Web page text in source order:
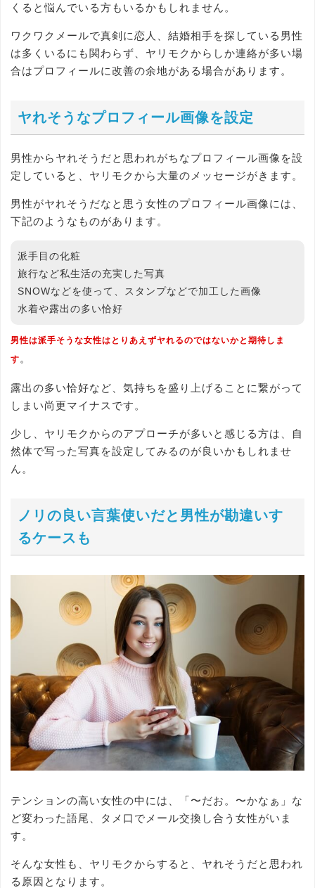
くると悩んでいる方もいるかもしれません。
ワクワクメールで真剣に恋人、結婚相手を探している男性
は多くいるにも関わらず、ヤリモクからしか連絡が多い場
合はプロフィールに改善の余地がある場合があります。
ヤれそうなプロフィール画像を設定
男性からヤれそうだと思われがちなプロフィール画像を設
定していると、ヤリモクから大量のメッセージがきます。
男性がヤれそうだなと思う女性のプロフィール画像には、
下記のようなものがあります。
派手目の化粧
旅行など私生活の充実した写真
SNOWなどを使って、スタンプなどで加工した画像
水着や露出の多い恰好
男性は派手そうな女性はとりあえずヤれるのではないかと期待しま
す 。
露出の多い恰好など、気持ちを盛り上げることに繋がって
しまい尚更マイナスです。
少し、ヤリモクからのアプローチが多いと感じる方は、自
然体で写った写真を設定してみるのが良いかもしれませ
ん。
ノリの良い言葉使いだと男性が勘違いす
るケースも
テンションの高い女性の中には、「〜だお。〜かなぁ」な
ど変わった語尾、タメ口でメール交換し合う女性がいま
す。
そんな女性も、ヤリモクからすると、ヤれそうだと思われ
る原因となります。